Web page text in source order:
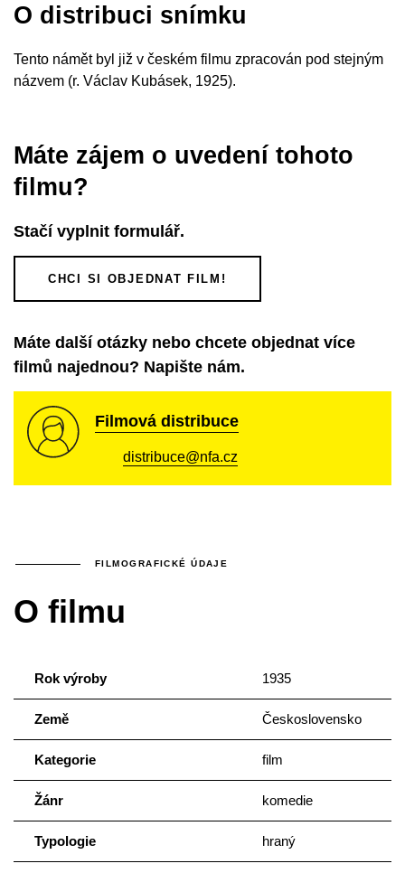
O distribuci snímku
Tento námět byl již v českém filmu zpracován pod stejným
názvem (r. Václav Kubásek, 1925).
Máte zájem o uvedení tohoto
filmu?
Stačí vyplnit formulář.
CHCI SI OBJEDNAT FILM!
Máte další otázky nebo chcete objednat více
filmů najednou? Napište nám.
Filmová distribuce
distribuce@nfa.cz
FILMOGRAFICKÉ ÚDAJE
O filmu
Rok výroby 1935
Země Československo
Kategorie film
Žánr komedie
Typologie hraný